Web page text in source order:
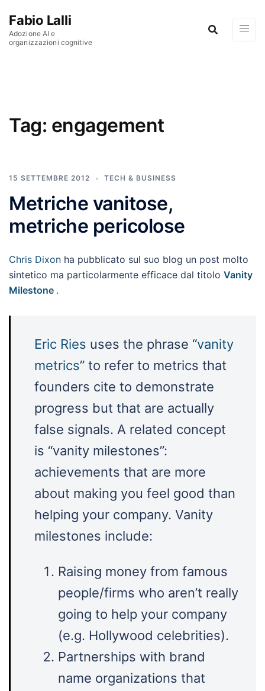
Fabio Lalli
Adozione AI e
organizzazioni cognitive
Tag: engagement
15 SETTEMBRE 2012 TECH & BUSINESS
Metriche vanitose,
metriche pericolose
Chris Dixon ha pubblicato sul suo blog un post molto
sintetico ma particolarmente efficace dal titolo Vanity
Milestone .
Eric Ries uses the phrase “vanity
metrics” to refer to metrics that
founders cite to demonstrate
progress but that are actually
false signals. A related concept
is “vanity milestones”:
achievements that are more
about making you feel good than
helping your company. Vanity
milestones include:
Raising money from famous
people/firms who aren’t really
going to help your company
(e.g. Hollywood celebrities).
Partnerships with brand
name organizations that